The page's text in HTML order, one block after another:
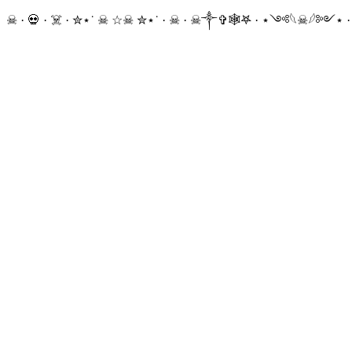
☠ · 💀 · ☠️ · ✮⋆˙ ☠︎︎ ☆☠︎ ✮⋆˙ · ☠︎ · ☠︎︎༒︎✞︎🕸𖤐 · ⋆༺𓆩☠︎︎𓆪༻⋆